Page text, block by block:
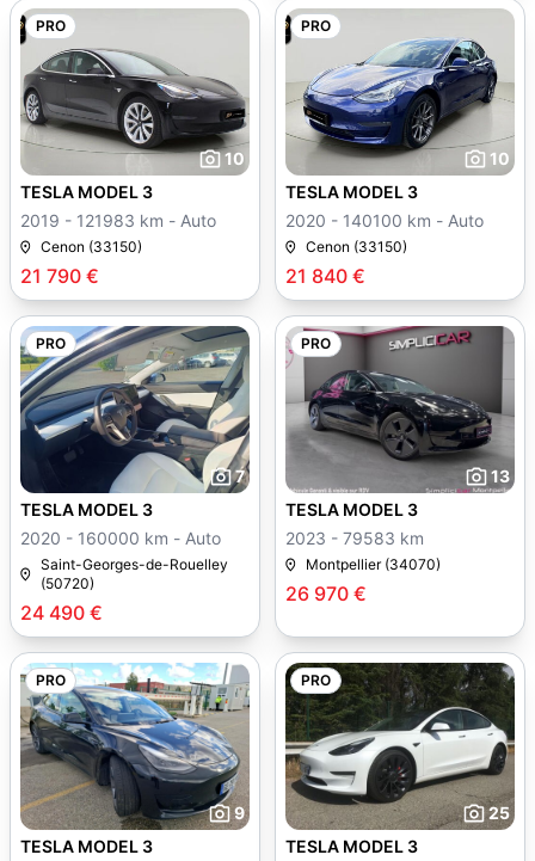
PRO
10
21 790 €
TESLA MODEL 3
2019 - 121983 km - Auto
Cenon (33150)
PRO
10
21 840 €
TESLA MODEL 3
2020 - 140100 km - Auto
Cenon (33150)
PRO
7
24 490 €
TESLA MODEL 3
2020 - 160000 km - Auto
Saint-Georges-de-Rouelley
(50720)
PRO
13
26 970 €
TESLA MODEL 3
2023 - 79583 km
Montpellier (34070)
PRO
9
TESLA MODEL 3
PRO
25
TESLA MODEL 3